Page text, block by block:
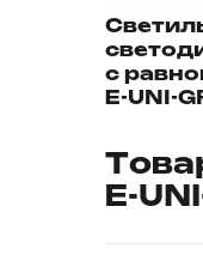
с
E-UNI-
E-